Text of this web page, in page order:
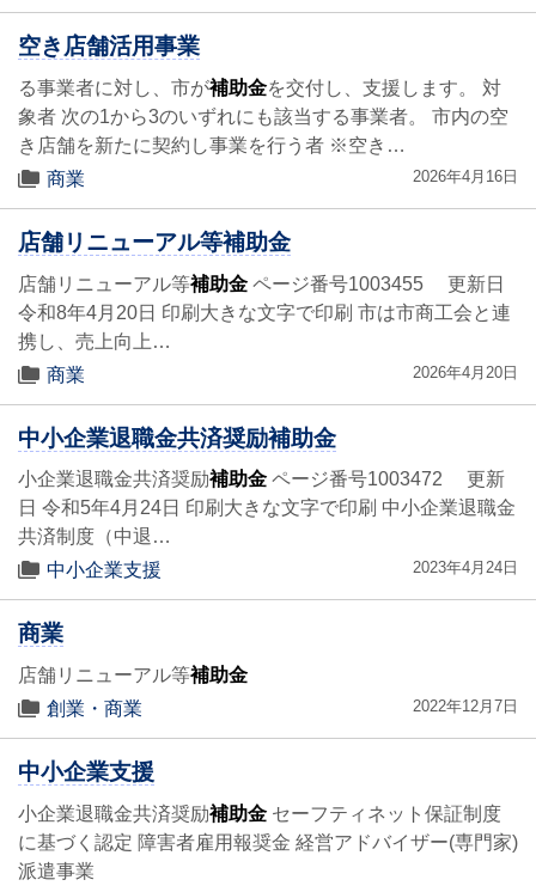
空き店舗活用事業
る事業者に対し、市が補助金を交付し、支援します。 対
象者 次の1から3のいずれにも該当する事業者。 市内の空
き店舗を新たに契約し事業を行う者 ※空き…
商業
2026年4月16日
店舗リニューアル等補助金
店舗リニューアル等補助金 ページ番号1003455 更新日
令和8年4月20日 印刷大きな文字で印刷 市は市商工会と連
携し、売上向上…
商業
2026年4月20日
中小企業退職金共済奨励補助金
小企業退職金共済奨励補助金 ページ番号1003472 更新
日 令和5年4月24日 印刷大きな文字で印刷 中小企業退職金
共済制度（中退…
中小企業支援
2023年4月24日
商業
店舗リニューアル等補助金
創業・商業
2022年12月7日
中小企業支援
小企業退職金共済奨励補助金 セーフティネット保証制度
に基づく認定 障害者雇用報奨金 経営アドバイザー(専門家)
派遣事業